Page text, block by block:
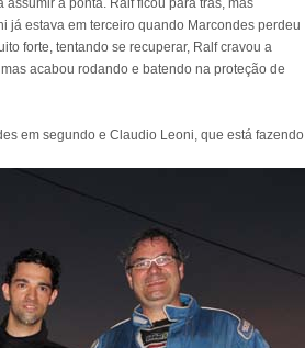
a ponta. Ralf ficou para trás, mas
já estava em terceiro quando Marcondes perdeu
forte, tentando se recuperar, Ralf cravou a
acabou rodando e batendo na proteção de
em segundo e Claudio Leoni, que está fazendo